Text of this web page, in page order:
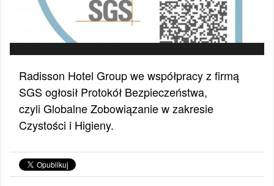
Radisson Hotel Group we współpracy z firmą
SGS ogłosił Protokół Bezpieczeństwa,
czyli Globalne Zobowiązanie w zakresie
Czystości i Higieny.